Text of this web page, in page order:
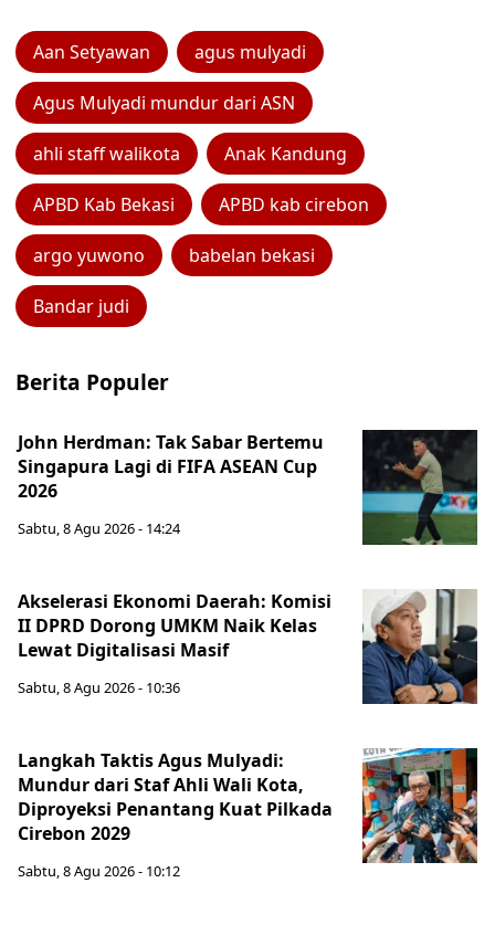
Aan Setyawan agus mulyadi
Agus Mulyadi mundur dari ASN
ahli staff walikota Anak Kandung
APBD Kab Bekasi APBD kab cirebon
argo yuwono babelan bekasi
Bandar judi
Berita Populer
John Herdman: Tak Sabar Bertemu
Singapura Lagi di FIFA ASEAN Cup
2026
Sabtu, 8 Agu 2026 - 14:24
Akselerasi Ekonomi Daerah: Komisi
II DPRD Dorong UMKM Naik Kelas
Lewat Digitalisasi Masif
Sabtu, 8 Agu 2026 - 10:36
Langkah Taktis Agus Mulyadi:
Mundur dari Staf Ahli Wali Kota,
Diproyeksi Penantang Kuat Pilkada
Cirebon 2029
Sabtu, 8 Agu 2026 - 10:12